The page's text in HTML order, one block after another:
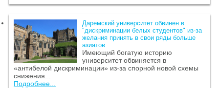
Даремский университет обвинен в
"дискриминации белых студентов" из-за
желания принять в свои ряды больше
азиатов
Имеющий богатую историю
университет обвиняется в
«антибелой дискриминации» из-за спорной новой схемы
снижения...
Подробнее...